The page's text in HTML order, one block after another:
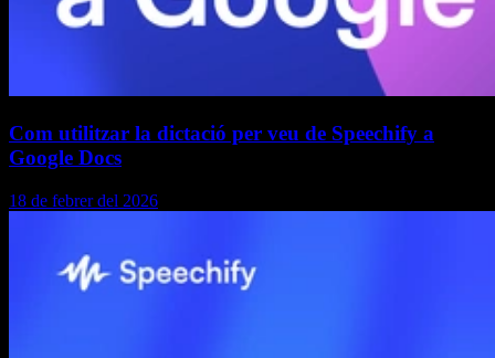
Com utilitzar la dictació per veu de Speechify a
Google Docs
18 de febrer del 2026